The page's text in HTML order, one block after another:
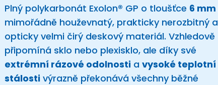
Plný polykarbonát Exolon® GP o tloušťce 6 mm
mimořádně houževnatý, prakticky nerozbitný a
opticky velmi čirý deskový materiál. Vzhledově
připomíná sklo nebo plexisklo, ale díky své
extrémní rázové odolnosti a vysoké teplotní
stálosti výrazně překonává všechny běžné